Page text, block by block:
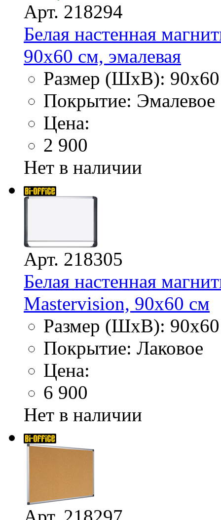
Арт. 218294
Белая настенная
90х60 см, эмалевая
Размер (ШхВ):
Покрытие: Эмалевое
Цена:
2 900
Нет в наличии
Арт. 218305
Белая настенная
Mastervision, 90х60 см
Размер (ШхВ):
Покрытие: Лаковое
Цена:
6 900
Нет в наличии